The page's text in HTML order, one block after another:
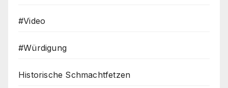
#Video
#Würdigung
Historische Schmachtfetzen